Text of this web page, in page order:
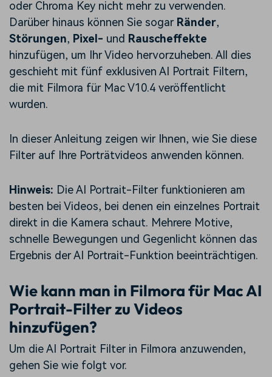
oder Chroma Key nicht mehr zu verwenden.
Darüber hinaus können Sie sogar Ränder,
Störungen, Pixel- und Rauscheffekte
hinzufügen, um Ihr Video hervorzuheben. All dies
geschieht mit fünf exklusiven AI Portrait Filtern,
die mit Filmora für Mac V10.4 veröffentlicht
wurden.
In dieser Anleitung zeigen wir Ihnen, wie Sie diese
Filter auf Ihre Porträtvideos anwenden können.
Hinweis: Die AI Portrait-Filter funktionieren am
besten bei Videos, bei denen ein einzelnes Portrait
direkt in die Kamera schaut. Mehrere Motive,
schnelle Bewegungen und Gegenlicht können das
Ergebnis der AI Portrait-Funktion beeinträchtigen.
Wie kann man in Filmora für Mac AI
Portrait-Filter zu Videos
hinzufügen?
Um die AI Portrait Filter in Filmora anzuwenden,
gehen Sie wie folgt vor.